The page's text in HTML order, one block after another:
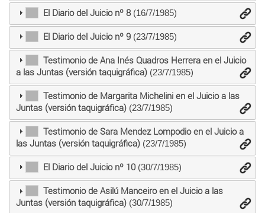
El Diario del Juicio nº 8(16/7/1985)
El Diario del Juicio nº 9(23/7/1985)
Testimonio de Ana Inés Quadros Herrera en el Juicio
a las Juntas (versión taquigráfica)(23/7/1985)
Testimonio de Margarita Michelini en el Juicio a las
Juntas (versión taquigráfica)(23/7/1985)
Testimonio de Sara Mendez Lompodio en el Juicio a
las Juntas (versión taquigráfica)(23/7/1985)
El Diario del Juicio nº 10(30/7/1985)
Testimonio de Asilú Manceiro en el Juicio a las
Juntas (versión taquigráfica)(30/7/1985)